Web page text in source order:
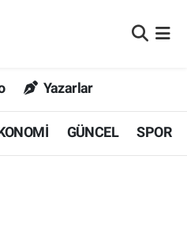
Yazarlar
GÜNCEL SPOR
Haritası
ve Fikstür